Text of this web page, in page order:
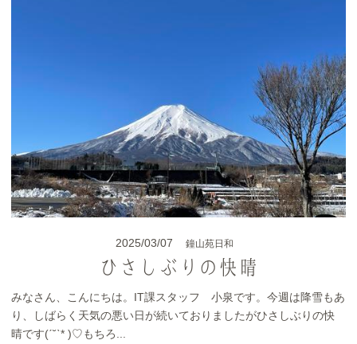
2025/03/07 鐘山苑日和
ひさしぶりの快晴
みなさん、こんにちは。IT課スタッフ 小泉です。今週は降雪もあ
り、しばらく天気の悪い日が続いておりましたがひさしぶりの快
晴です(ˊ˘ˋ* )♡もちろ...